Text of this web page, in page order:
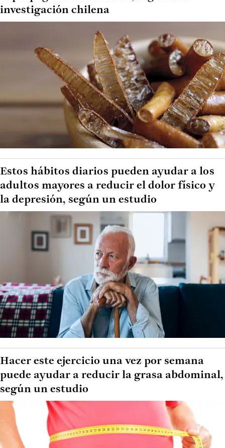
investigación chilena
Estos hábitos diarios pueden ayudar a los
adultos mayores a reducir el dolor físico y
la depresión, según un estudio
Hacer este ejercicio una vez por semana
puede ayudar a reducir la grasa abdominal,
según un estudio